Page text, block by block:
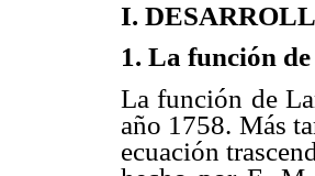
I.
1. La función
La función de
año 1758. Más
ecuación